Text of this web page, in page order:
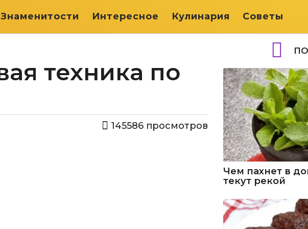
Знаменитости Интересное Кулинария Советы
техника по
145586 просмотров
Чем пахнет в
текут рекой